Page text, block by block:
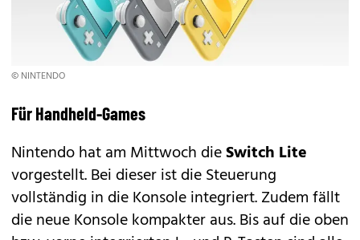
© NINTENDO
Für Handheld-Games
Nintendo hat am Mittwoch dieSwitch Lite
vorgestellt. Bei dieser ist die Steuerung
vollständig in die Konsole integriert. Zudem fällt
die neue Konsole kompakter aus. Bis auf die oben